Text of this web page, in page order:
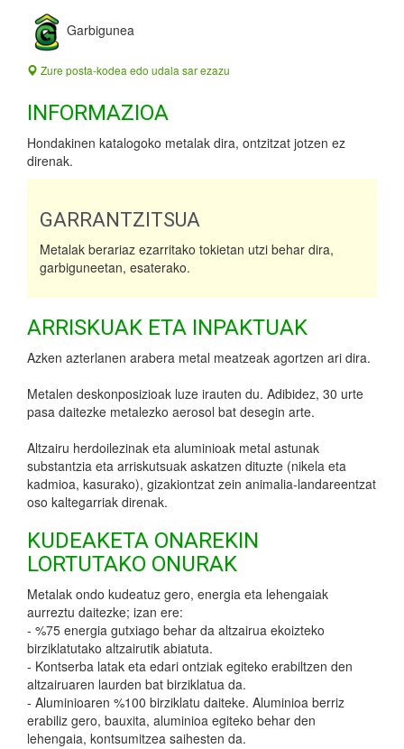
Garbigunea
Zure posta-kodea edo udala sar ezazu
INFORMAZIOA
Hondakinen katalogoko metalak dira, ontzitzat jotzen ez
direnak.
GARRANTZITSUA
Metalak berariaz ezarritako tokietan utzi behar dira,
garbiguneetan, esaterako.
ARRISKUAK ETA INPAKTUAK
Azken azterlanen arabera metal meatzeak agortzen ari dira.
Metalen deskonposizioak luze irauten du. Adibidez, 30 urte
pasa daitezke metalezko aerosol bat desegin arte.
Altzairu herdoilezinak eta aluminioak metal astunak
substantzia eta arriskutsuak askatzen dituzte (nikela eta
kadmioa, kasurako), gizakiontzat zein animalia-landareentzat
oso kaltegarriak direnak.
KUDEAKETA ONAREKIN
LORTUTAKO ONURAK
Metalak ondo kudeatuz gero, energia eta lehengaiak
aurreztu daitezke; izan ere:
- %75 energia gutxiago behar da altzairua ekoizteko
birziklatutako altzairutik abiatuta.
- Kontserba latak eta edari ontziak egiteko erabiltzen den
altzairuaren laurden bat birziklatua da.
- Aluminioaren %100 birziklatu daiteke. Aluminioa berriz
erabiliz gero, bauxita, aluminioa egiteko behar den
lehengaia, kontsumitzea saihesten da.